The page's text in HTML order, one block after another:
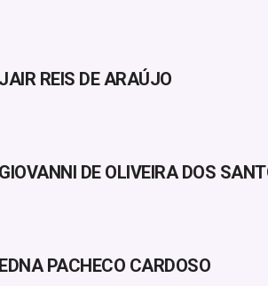
REIS DE ARAÚJO
DE OLIVEIRA DOS
PACHECO CARDOSO